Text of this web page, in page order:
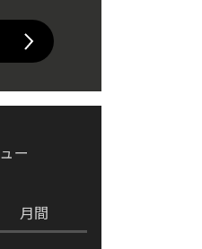
ー
月間